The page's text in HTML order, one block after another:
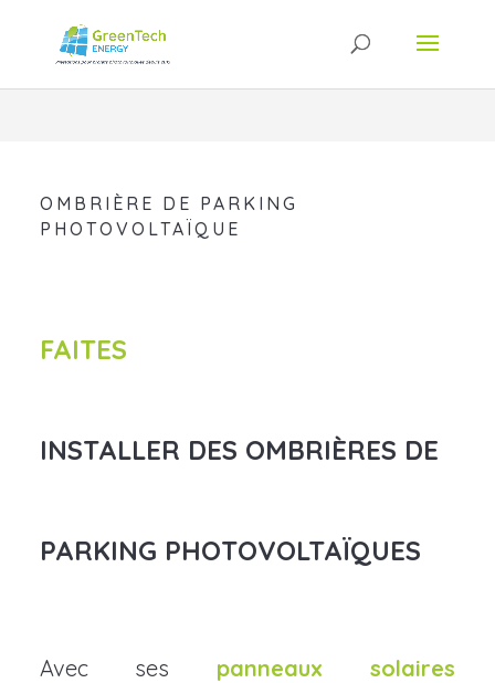
OMBRIÈRE DE PARKING
PHOTOVOLTAÏQUE
FAITES
INSTALLER DES OMBRIÈRES DE
PARKING PHOTOVOLTAÏQUES
Avec ses panneaux solaires